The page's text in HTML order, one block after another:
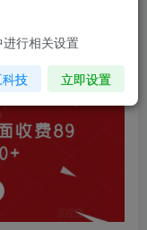
益2000+【揭秘】
进行相关设置
技 立即设置